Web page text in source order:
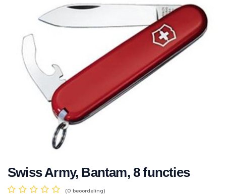
Swiss Army, Bantam, 8 functies
(0 beoordeling)